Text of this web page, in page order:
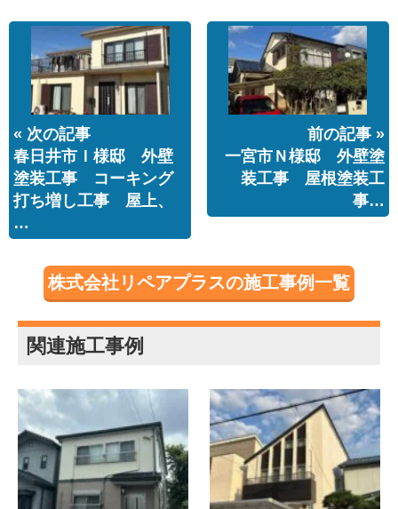
« 次の記事
春日井市Ｉ様邸 外壁
塗装工事 コーキング
打ち増し工事 屋上、
…
前の記事 »
一宮市Ｎ様邸 外壁塗
装工事 屋根塗装工
事…
株式会社リペアプラスの施工事例一覧
関連施工事例